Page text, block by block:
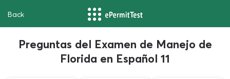
Back
Preguntas del Examen de Manejo de
Florida en Español 11